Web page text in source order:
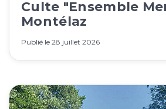
Culte "Ensemble
Montélaz
Publié le 28 juillet 2026